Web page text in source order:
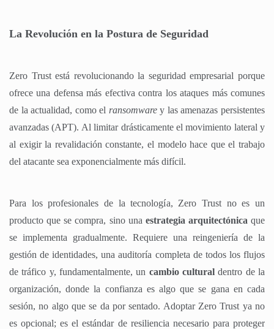
La Revolución en la Postura de Seguridad
Zero Trust está revolucionando la seguridad empresarial porque
ofrece una defensa más efectiva contra los ataques más comunes
de la actualidad, como el ransomwarey las amenazas persistentes
avanzadas (APT). Al limitar drásticamente el movimiento lateral y
al exigir la revalidación constante, el modelo hace que el trabajo
del atacante sea exponencialmente más difícil.
Para los profesionales de la tecnología, Zero Trust no es un
producto que se compra, sino una estrategia arquitectónica que
se implementa gradualmente. Requiere una reingeniería de la
gestión de identidades, una auditoría completa de todos los flujos
de tráfico y, fundamentalmente, un cambio cultural dentro de la
organización, donde la confianza es algo que se gana en cada
sesión, no algo que se da por sentado. Adoptar Zero Trust ya no
es opcional; es el estándar de resiliencia necesario para proteger